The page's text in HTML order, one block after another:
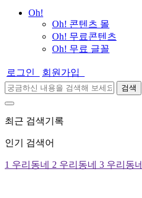
Oh!
Oh! 콘텐츠 몰
Oh! 무료콘텐츠
Oh! 무료 글꼴
로그인 회원가입
검색
최근 검색기록
인기 검색어
1 우리동네 2 우리동네 3 우리동네